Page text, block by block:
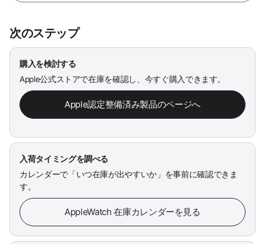
次のステップ
購入を検討する
Apple公式ストアで在庫を確認し、今すぐ購入できます。
Apple認定整備済み製品のページへ
入荷タイミングを調べる
カレンダーで「いつ在庫が出やすいか」を事前に確認できま
す。
AppleWatch 在庫カレンダーを見る